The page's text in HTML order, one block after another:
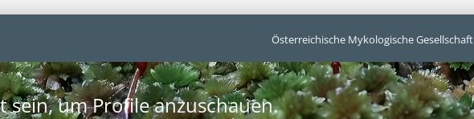
Österreichische Mykologische Gesellschaft
um Profile anzuschauen.